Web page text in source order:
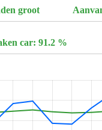
groot
car: 91.2 %